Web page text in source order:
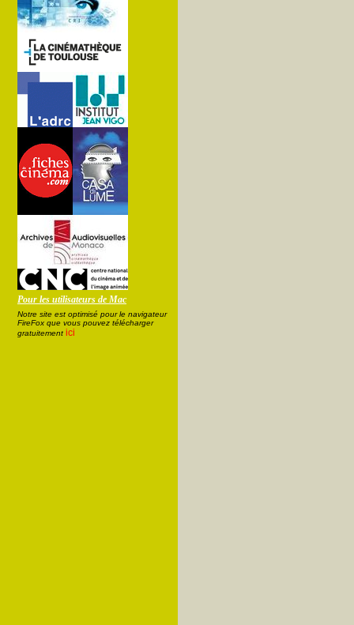
Pour les utilisateurs de Mac
Notre site est optimisé pour le navigateur
FireFox que vous pouvez télécharger
gratuitement ici